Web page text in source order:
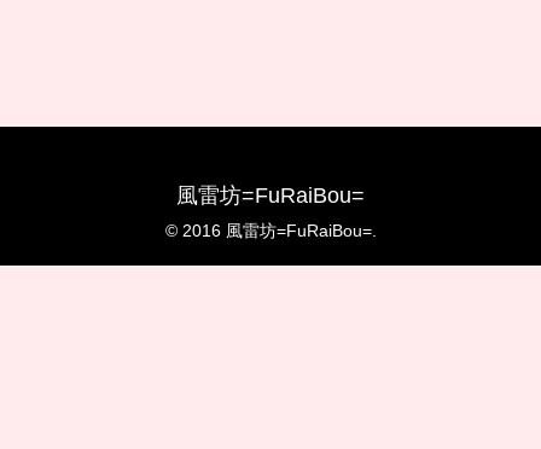
風雷坊=FuRaiBou=
© 2016 風雷坊=FuRaiBou=.